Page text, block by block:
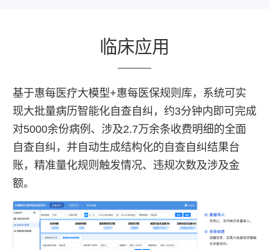
临床应用
基于惠每医疗大模型+惠每医保规则库，系统可实
现大批量病历智能化自查自纠，约3分钟内即可完成
对5000余份病例、涉及2.7万余条收费明细的全面
自查自纠，并自动生成结构化的自查自纠结果台
账，精准量化规则触发情况、违规次数及涉及金
额。